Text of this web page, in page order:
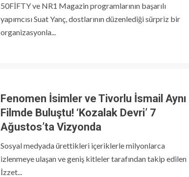
50FİFTY ve NR1 Magazin programlarının başarılı
yapımcısı Suat Yanç, dostlarının düzenlediği sürpriz bir
organizasyonla...
Fenomen İsimler ve Tivorlu İsmail Aynı
Filmde Buluştu! ‘Kozalak Devri’ 7
Ağustos’ta Vizyonda
Sosyal medyada ürettikleri içeriklerle milyonlarca
izlenmeye ulaşan ve geniş kitleler tarafından takip edilen
İzzet...